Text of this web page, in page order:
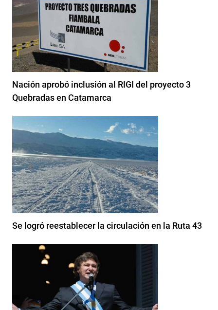
Nación aprobó inclusión al RIGI del proyecto 3
Quebradas en Catamarca
Se logró reestablecer la circulación en la Ruta 43